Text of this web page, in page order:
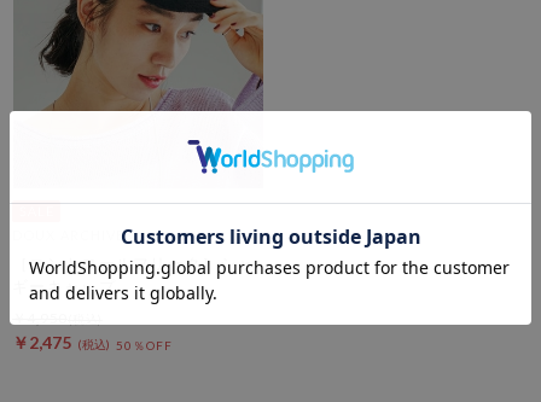
DOUX ARCHIVES
［コントロールフリーク］シャ
ギーキャップ
￥2,475 50％OFF